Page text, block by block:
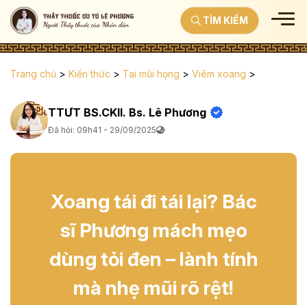
TÌM KIẾM
Trang chủ > Kiến thức > Tai mũi họng > Viêm xoang >
TTƯT BS.CKII. Bs. Lê Phương
Đã hỏi: 09h41 - 29/09/2025
Xoang tái đi tái lại? Bác
sĩ Phương mách mẹo
dùng tỏi đen – lành tính
mà nhẹ mũi rõ rệt!